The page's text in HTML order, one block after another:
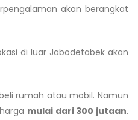
akan berangkat
di luar Jabodetabek akan
rumah atau mobil. Namun
mulai dari 300 jutaan.